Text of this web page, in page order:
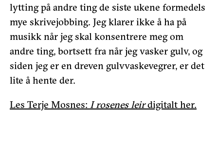
lytting på andre ting de siste ukene formedels
mye skrivejobbing. Jeg klarer ikke å ha på
musikk når jeg skal konsentrere meg om
andre ting, bortsett fra når jeg vasker gulv, og
siden jeg er en dreven gulvvaskevegrer, er det
lite å hente der.
Les Terje Mosnes: I rosenes leirdigitalt her.